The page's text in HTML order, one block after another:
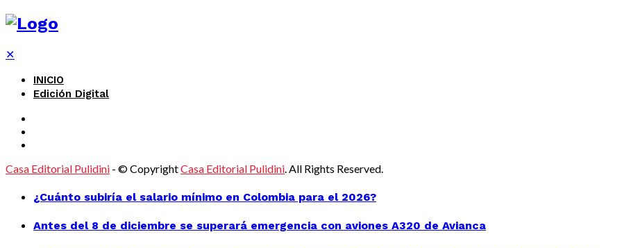
✕
INICIO
Edición Digital
Casa Editorial Pulidini - © CopyrightCasa Editorial Pulidini. All Rights Reserved.
¿Cuánto subiría el salario mínimo en Colombia para el 2026?
Antes del 8 de diciembre se superará emergencia con aviones A320 de Avianca